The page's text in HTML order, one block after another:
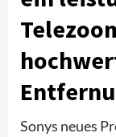
Sonys neues